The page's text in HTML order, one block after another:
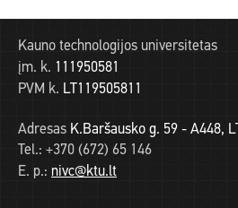
Kauno technologijos universitetas
įm. k. 111950581
PVM k. LT119505811
Adresas K.Baršausko g. 59 - A448,
Tel.: +370 (672) 65 146
E. p.: nivc@ktu.lt